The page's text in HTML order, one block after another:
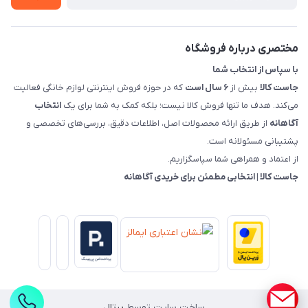
مختصری درباره فروشگاه
با سپاس از انتخاب شما
جاست کالا بیش از ۶ سال است
که در حوزه فروش اینترنتی لوازم خانگی فعالیت
می‌کند. هدف ما تنها فروش کالا نیست؛ بلکه کمک به شما برای یک انتخاب
آگاهانه از طریق ارائه محصولات اصل، اطلاعات دقیق، بررسی‌های تخصصی و
پشتیبانی مسئولانه است.
از اعتماد و همراهی شما سپاسگزاریم.
جاست کالا | انتخابی مطمئن برای خریدی آگاهانه